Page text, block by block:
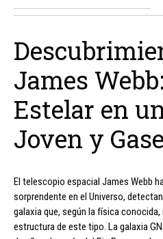
James
Estelar en
Joven y
El telescopio espacial James Webb
sorprendente en el Universo,
galaxia que, según la física conocida,
estructura de este tipo. La galaxia